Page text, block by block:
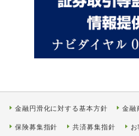
金融円滑化に対する基本方針 金融
保険募集指針 共済募集指針